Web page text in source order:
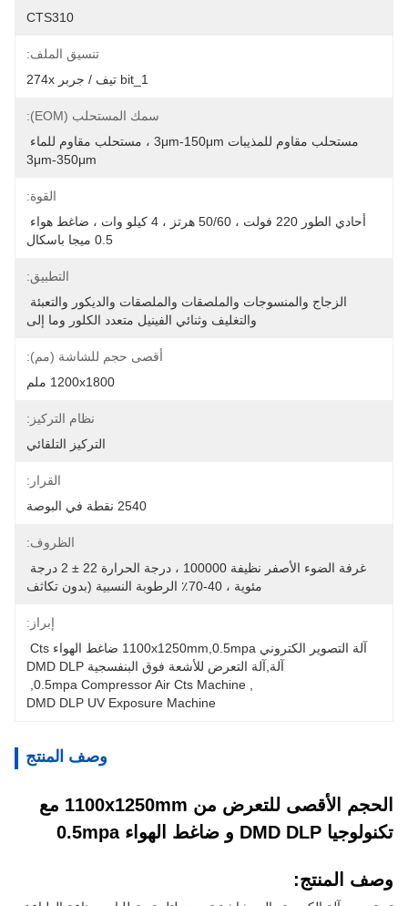
CTS310
تنسيق الملف:
1_bit تيف / جربر 274x
سمك المستحلب (EOM):
3μm-350μm
القوة:
0.5 ميجا باسكال
التطبيق:
والتغليف وثنائي الفينيل متعدد الكلور وما إلى
أقصى حجم للشاشة (مم):
1200x1800 ملم
نظام التركيز:
التركيز التلقائي
القرار:
2540 نقطة في البوصة
الظروف:
مئوية ، 40-70٪ الرطوبة النسبية (بدون تكاثف
إبراز:
آلة,آلة التعرض للأشعة فوق البنفسجية DMD DLP
0.5mpa Compressor Air Cts Machine
DMD DLP UV Exposure Machine
وصف المنتج
الحجم الأقصى للتعرض من 1100x1250mm مع
تكنولوجيا DMD DLP و ضاغط الهواء 0.5mpa
وصف المنتج: